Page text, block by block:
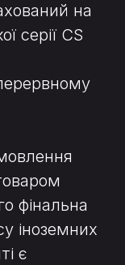
на
серії CS
фінальна
іноземних
є